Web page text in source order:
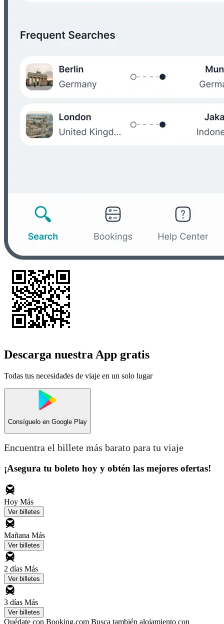
Descarga nuestra App gratis
Todas tus necesidades de viaje en un solo lugar
Consíguelo en Google Play
Encuentra el billete más barato para tu viaje
¡Asegura tu boleto hoy y obtén las mejores ofertas!
Hoy Más
Ver billetes
Mañana Más
Ver billetes
2 días Más
Ver billetes
3 días Más
Ver billetes
Quédate con Booking.com Busca también alojamiento con